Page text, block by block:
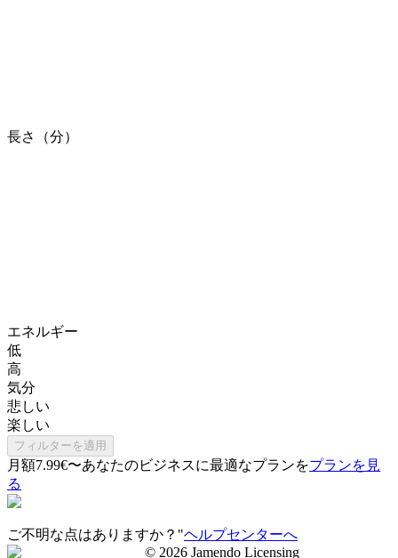
長さ（分）
エネルギー
低
高
気分
悲しい
楽しい
フィルターを適用
月額7.99€〜あなたのビジネスに最適なプランをプランを見
る
ご不明な点はありますか？"ヘルプセンターへ
© 2026 Jamendo Licensing